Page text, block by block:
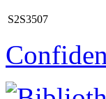
S2S3507